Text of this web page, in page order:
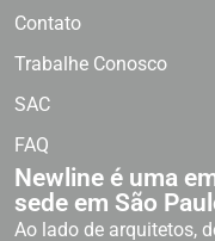
Contato
Trabalhe Conosco
SAC
FAQ
Newline é uma
sede em São
Ao lado de arquitetos,